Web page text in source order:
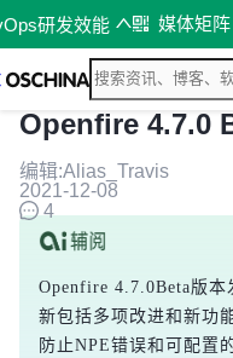
研发效能 媒体矩阵
Openfire 4.7.0
编辑:Alias_Travis
2021-12-08
4
Openfire 4.7.0Beta版
新包括多项改进和新功
防止NPE错误和可配置